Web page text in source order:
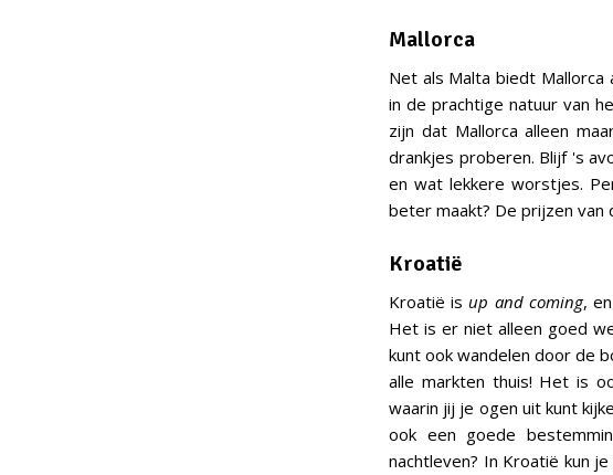
Mallorca
Net als Malta biedt
in de prachtige natuur van
zijn dat Mallorca alleen
drankjes proberen. Blijf 's
en wat lekkere worstjes.
beter maakt? De prijzen van
Kroatië
Kroatië isup and coming,
Het is er niet alleen goed
kunt ook wandelen door de
alle markten thuis! Het is
waarin jij je ogen uit kunt
ook een goede
nachtleven? In Kroatië kun